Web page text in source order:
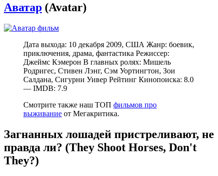
Аватар (Avatar)
Дата выхода: 10 декабря 2009, США Жанр: боевик,
приключения, драма, фантастика Режиссер:
Джеймс Кэмерон В главных ролях: Мишель
Родригес, Стивен Лэнг, Сэм Уортингтон, Зои
Салдана, Сигурни Уивер Рейтинг Кинопоиска: 8.0
— IMDB: 7.9
Смотрите также наш ТОП фильмов про
выживание от Мегакритика.
Загнанных лошадей пристреливают, не
правда ли? (They Shoot Horses, Don't
They?)